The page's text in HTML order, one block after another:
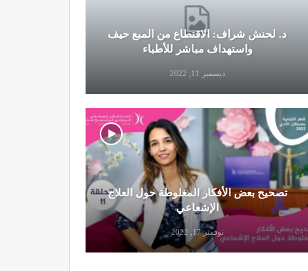
د. لحنش شراف: الاقتطاع من المبع حيف
واستهداف مباشر للأطباء
ديسمبر 11, 2022
تصحيح بعض الأفكار المغلوطة حول العلاج
الإشعاعي
نوفمبر 17, 2022